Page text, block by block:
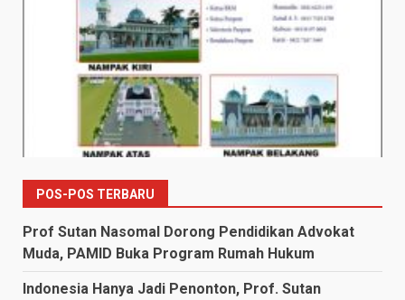
POS-POS TERBARU
Prof Sutan Nasomal Dorong Pendidikan Advokat
Muda, PAMID Buka Program Rumah Hukum
Indonesia Hanya Jadi Penonton, Prof. Sutan